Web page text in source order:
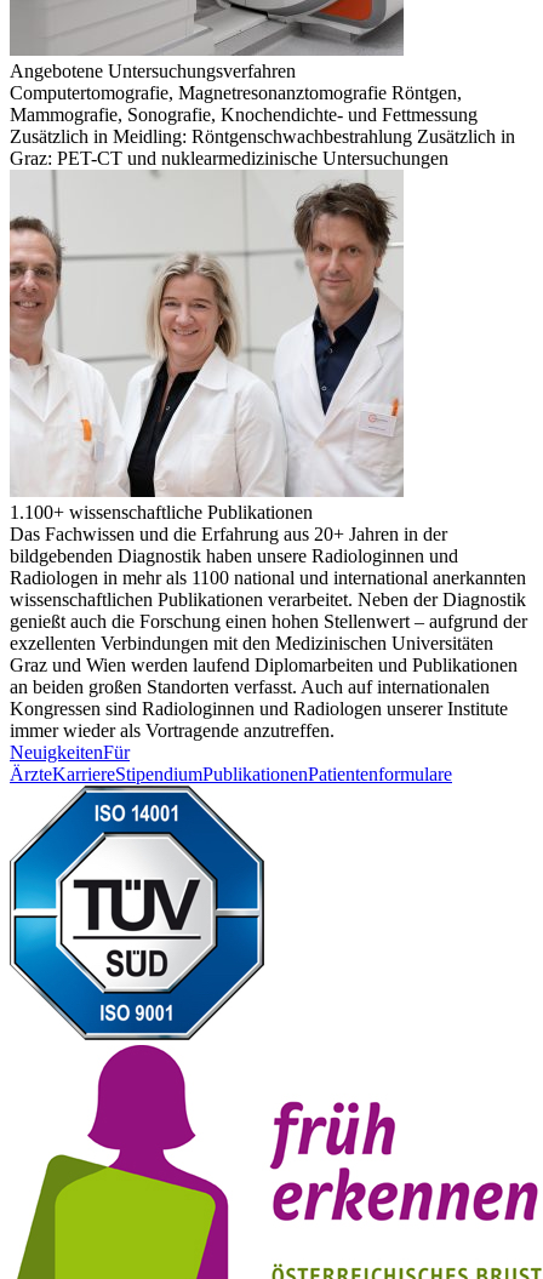
Angebotene Untersuchungsverfahren
Computertomografie, Magnetresonanztomografie Röntgen,
Mammografie, Sonografie, Knochendichte- und Fettmessung
Zusätzlich in Meidling: Röntgenschwachbestrahlung Zusätzlich in
Graz: PET-CT und nuklearmedizinische Untersuchungen
1.100+ wissenschaftliche Publikationen
Das Fachwissen und die Erfahrung aus 20+ Jahren in der
bildgebenden Diagnostik haben unsere Radiologinnen und
Radiologen in mehr als 1100 national und international anerkannten
wissenschaftlichen Publikationen verarbeitet. Neben der Diagnostik
genießt auch die Forschung einen hohen Stellenwert – aufgrund der
exzellenten Verbindungen mit den Medizinischen Universitäten
Graz und Wien werden laufend Diplomarbeiten und Publikationen
an beiden großen Standorten verfasst. Auch auf internationalen
Kongressen sind Radiologinnen und Radiologen unserer Institute
immer wieder als Vortragende anzutreffen.
NeuigkeitenFür
ÄrzteKarriereStipendiumPublikationenPatientenformulare